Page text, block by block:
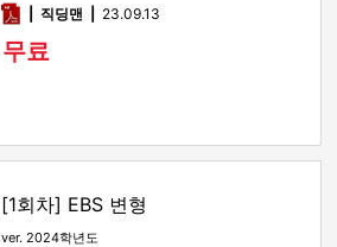
pdf직딩맨 23.09.13
무료
[1회차] EBS 변형
ver. 2024학년도